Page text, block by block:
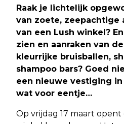
Raak je lichtelijk
van zoete, zeepachtige
van een Lush winkel?
zien en aanraken van
kleurrijke bruisballen,
shampoo bars? Goed
een nieuwe vestiging
wat voor eentje…
Op vrijdag 17 maart